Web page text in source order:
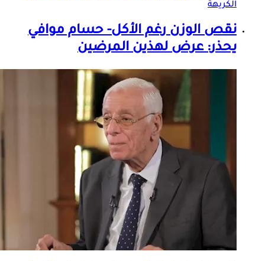
الكريهة
نقص الوزن رغم الأكل- حسام موافي
يحذر: عرض لهذين المرضين